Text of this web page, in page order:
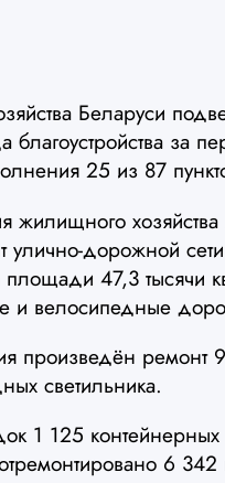
Беларуси
благоустройства за
25 из 87
жилищного
улично-дорожной
47,3 тысячи
и велосипедные
произведён ремонт
светильника.
1 125
6 342